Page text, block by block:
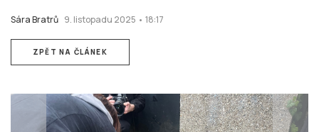
Sára Bratrů 9. listopadu 2025 • 18:17
ZPĚT NA ČLÁNEK